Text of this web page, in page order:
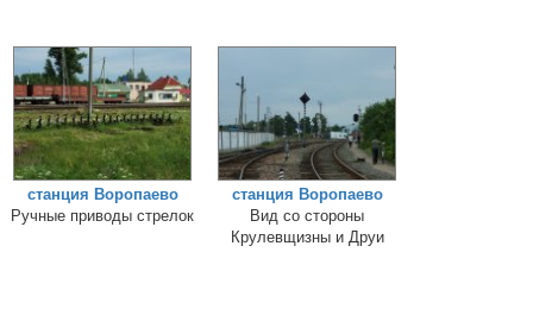
станция Воропаево
Ручные приводы стрелок
станция Воропаево
Вид со стороны
Крулевщизны и Друи